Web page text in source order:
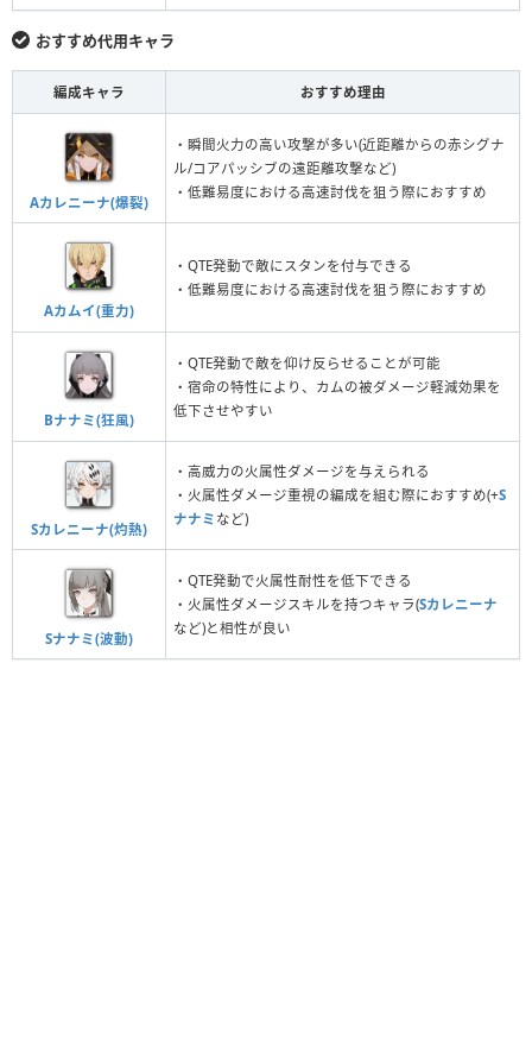
おすすめ代用キャラ
編成キャラ おすすめ理由
Aカレニーナ(爆裂)
・瞬間火力の高い攻撃が多い(近距離からの赤シグナ
ル/コアパッシブの遠距離攻撃など)
・低難易度における高速討伐を狙う際におすすめ
Aカムイ(重力)
・QTE発動で敵にスタンを付与できる
・低難易度における高速討伐を狙う際におすすめ
Bナナミ(狂風)
・QTE発動で敵を仰け反らせることが可能
・宿命の特性により、カムの被ダメージ軽減効果を
低下させやすい
Sカレニーナ(灼熱)
・高威力の火属性ダメージを与えられる
・火属性ダメージ重視の編成を組む際におすすめ(+S
ナナミ など)
Sナナミ(波動)
・QTE発動で火属性耐性を低下できる
・火属性ダメージスキルを持つキャラ(Sカレニーナ
など)と相性が良い